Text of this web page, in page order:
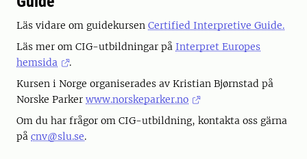
Läs vidare om guidekursen Certified Interpretive Guide.
Läs mer om CIG-utbildningar på Interpret Europes
hemsida
.
Kursen i Norge organiserades av Kristian Bjørnstad på
Norske Parker www.norskeparker.no
Om du har frågor om CIG-utbildning, kontakta oss gärna
på cnv@slu.se.